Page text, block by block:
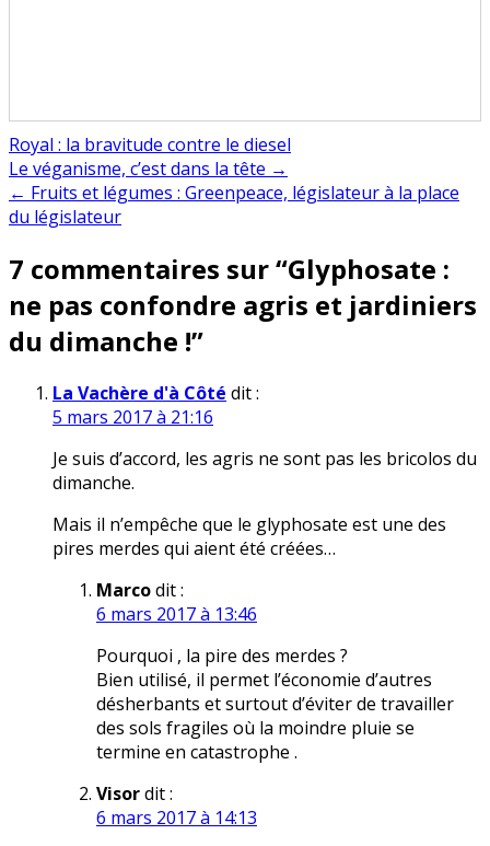
Royal : la bravitude contre le diesel
Navigation
de
Le véganisme, c’est dans la tête →
← Fruits et légumes : Greenpeace, législateur à la place
du législateur
7 commentaires sur “Glyphosate :
ne pas confondre agris et jardiniers
du dimanche !”
La Vachère d'à Côté dit :
5 mars 2017 à 21:16
Je suis d’accord, les agris ne sont pas les bricolos du
dimanche.
Mais il n’empêche que le glyphosate est une des
pires merdes qui aient été créées…
Marcodit :
6 mars 2017 à 13:46
Pourquoi , la pire des merdes ?
Bien utilisé, il permet l’économie d’autres
désherbants et surtout d’éviter de travailler
des sols fragiles où la moindre pluie se
termine en catastrophe .
Visordit :
6 mars 2017 à 14:13